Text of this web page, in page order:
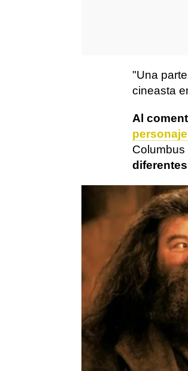
"Una
cineasta
Al
Columbus
diferentes